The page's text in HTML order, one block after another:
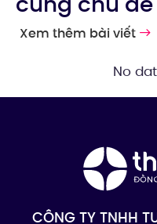
Xem thêm bài viết
No
CÔNG TY TNHH